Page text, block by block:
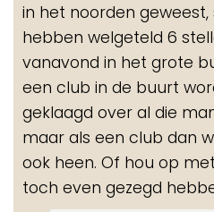
in het noorden geweest,
hebben welgeteld 6
vanavond in het grote
een club in de buurt
geklaagd over al die
maar als een club dan
ook heen. Of hou op
toch even gezegd